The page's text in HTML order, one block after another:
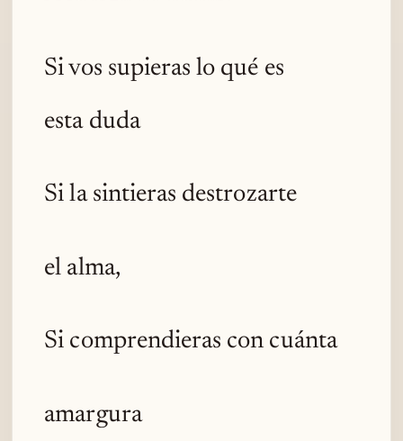
Si vos supieras lo qué es
esta duda
Si la sintieras destrozarte
el alma,
Si comprendieras con cuánta
amargura